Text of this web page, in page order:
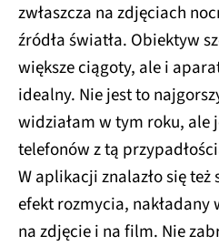
zwłaszcza na zdjęciach
źródła światła. Obiektyw
większe ciągoty, ale i
idealny. Nie jest to
widziałam w tym roku, ale
telefonów z tą
W aplikacji znalazło się
efekt rozmycia, nakładany
na zdjęcie i na film. Nie